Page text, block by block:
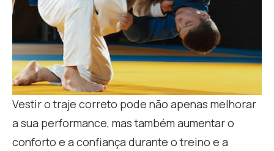
Vestir o traje correto pode não apenas melhorar
a sua performance, mas também aumentar o
conforto e a confiança durante o treino e a